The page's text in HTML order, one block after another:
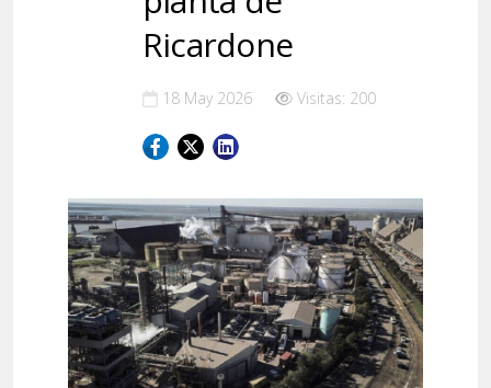
Ricardone
18 May 2026 Visitas: 200